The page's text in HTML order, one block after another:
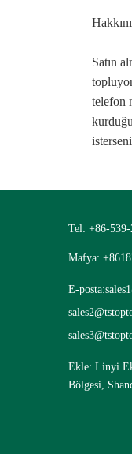
Satın
telefon
Tel: +86-539-
Mafya:
E-posta:
Ekle: Linyi
Bölgesi,